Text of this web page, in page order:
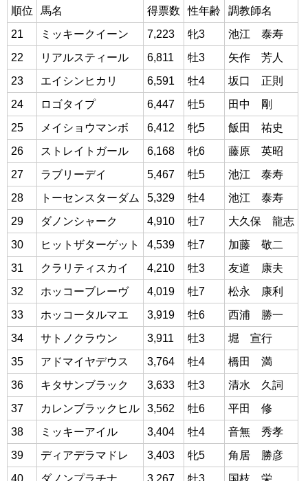
順位 馬名 得票数 性年齢
調教師名
21
ミッキークイーン 7,223 牝3
池江 泰寿
22
リアルスティール 6,811 牡3
矢作 芳人
23
エイシンヒカリ 6,591 牡4
坂口 正則
24
ロゴタイプ 6,447 牡5
田中 剛
25
メイショウマンボ 6,412 牝5
飯田 祐史
26
ストレイトガール 6,168 牝6
藤原 英昭
27
ラブリーデイ 5,467 牡5
池江 泰寿
28
トーセンスターダム 5,329 牡4
池江 泰寿
29
ダノンシャーク 4,910 牡7
大久保 龍志
30
ヒットザターゲット 4,539 牡7
加藤 敬二
31
クラリティスカイ 4,210 牡3
友道 康夫
32
ホッコーブレーヴ 4,019 牡7
松永 康利
33
ホッコータルマエ 3,919 牡6
西浦 勝一
34
サトノクラウン 3,911 牡3
堀 宣行
35
アドマイヤデウス 3,764 牡4
橋田 満
36
キタサンブラック 3,633 牡3
清水 久詞
37
カレンブラックヒル 3,562 牡6
平田 修
38
ミッキーアイル 3,404 牡4
音無 秀孝
39
ディアデラマドレ 3,403 牝5
角居 勝彦
40
ダノンプラチナ 3,267 牡3 国枝 栄